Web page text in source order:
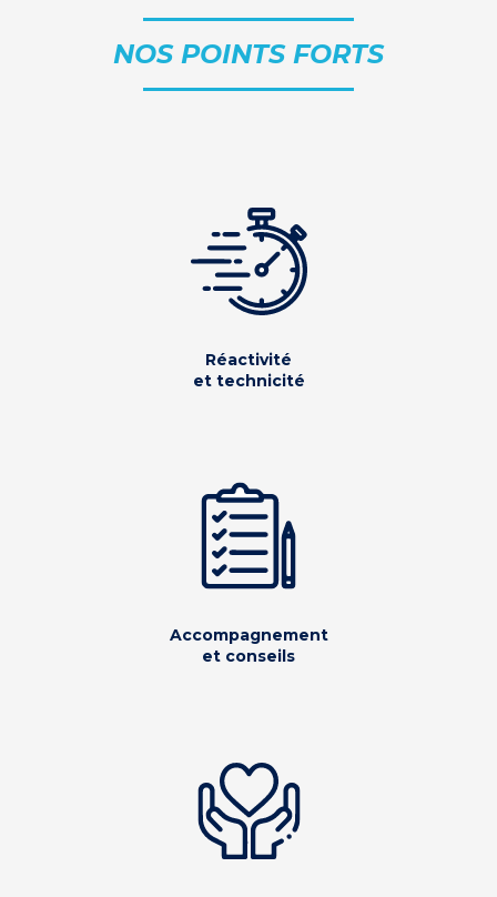
NOS POINTS FORTS
Réactivité
et technicité
Accompagnement
et conseils